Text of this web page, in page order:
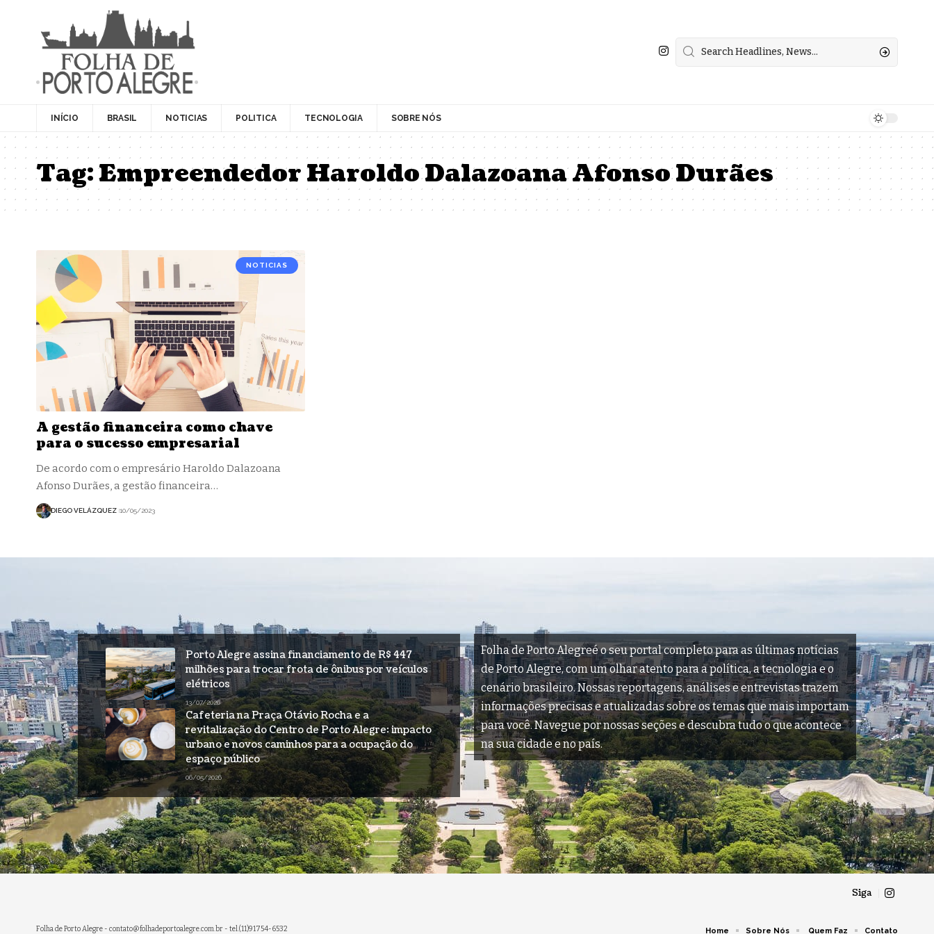
INÍCIO BRASIL NOTICIAS POLITICA TECNOLOGIA SOBRE NÓS
Tag:Empreendedor Haroldo Dalazoana Afonso Durães
NOTICIAS
A gestão financeira como chave
para o sucesso empresarial
De acordo com o empresário Haroldo Dalazoana
Afonso Durães, a gestão financeira…
DIEGO VELÁZQUEZ 10/05/2023
Porto Alegre assina financiamento de R$ 447
milhões para trocar frota de ônibus por veículos
elétricos
13/07/2026
Cafeteria na Praça Otávio Rocha e a
revitalização do Centro de Porto Alegre: impacto
urbano e novos caminhos para a ocupação do
espaço público
06/05/2026
Folha de Porto Alegreé o seu portal completo para as últimas notícias
de Porto Alegre, com um olhar atento para a política, a tecnologia e o
cenário brasileiro. Nossas reportagens, análises e entrevistas trazem
informações precisas e atualizadas sobre os temas que mais importam
para você. Navegue por nossas seções e descubra tudo o que acontece
na sua cidade e no país.
Siga
Folha de Porto Alegre - contato@folhadeportoalegre.com.br - tel.(11)91754-6532 Home Sobre Nós Quem Faz Contato